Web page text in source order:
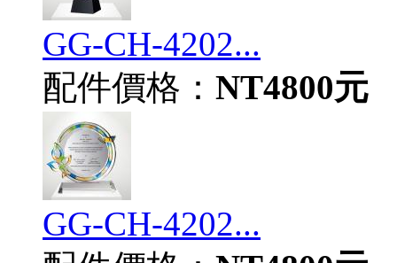
GG-CH-4202...
配件價格： NT4800元
GG-CH-4202...